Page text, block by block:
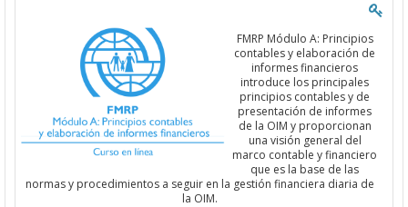
FMRP Módulo A: Principios
contables y elaboración de
informes financieros
introduce los principales
principios contables y de
presentación de informes
de la OIM y proporcionan
una visión general del
marco contable y financiero
que es la base de las
normas y procedimientos a seguir en la gestión financiera diaria de
la OIM.